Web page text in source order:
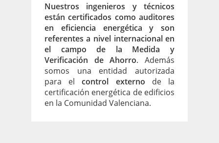
Nuestros ingenieros y técnicos
están certificados como auditores
en eficiencia energética y son
referentes a nivel internacional en
el campo de la Medida y
Verificación de Ahorro. Además
somos una entidad autorizada
para elcontrol externo de la
certificación energética de edificios
en la Comunidad Valenciana.